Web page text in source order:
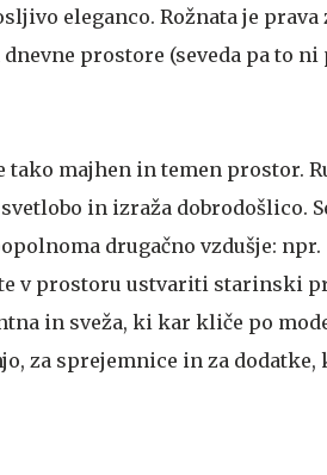
eleganco. Rožnata je prava
prostore (seveda pa to ni
tako majhen in temen prostor.
in izraža dobrodošlico.
drugačno vzdušje: npr.
v prostoru ustvariti starinski
in sveža, ki kar kliče po
za sprejemnice in za dodatke,